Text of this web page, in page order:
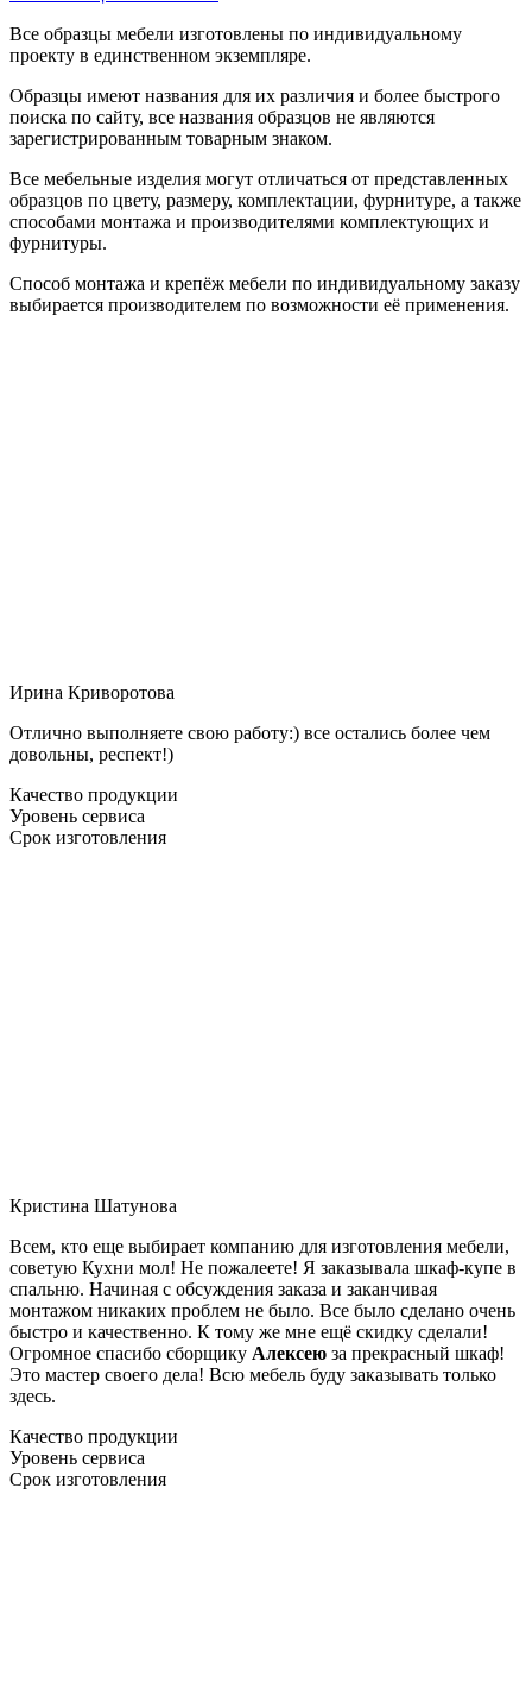
Все образцы мебели изготовлены по индивидуальному
проекту в единственном экземпляре.
Образцы имеют названия для их различия и более быстрого
поиска по сайту, все названия образцов не являются
зарегистрированным товарным знаком.
Все мебельные изделия могут отличаться от представленных
образцов по цвету, размеру, комплектации, фурнитуре, а также
способами монтажа и производителями комплектующих и
фурнитуры.
Способ монтажа и крепёж мебели по индивидуальному заказу
выбирается производителем по возможности её применения.
Ирина Криворотова
Отлично выполняете свою работу:) все остались более чем
довольны, респект!)
Качество продукции
Уровень сервиса
Срок изготовления
Кристина Шатунова
Всем, кто еще выбирает компанию для изготовления мебели,
советую Кухни мол! Не пожалеете! Я заказывала шкаф-купе в
спальню. Начиная с обсуждения заказа и заканчивая
монтажом никаких проблем не было. Все было сделано очень
быстро и качественно. К тому же мне ещё скидку сделали!
Огромное спасибо сборщику Алексею за прекрасный шкаф!
Это мастер своего дела! Всю мебель буду заказывать только
здесь.
Качество продукции
Уровень сервиса
Срок изготовления